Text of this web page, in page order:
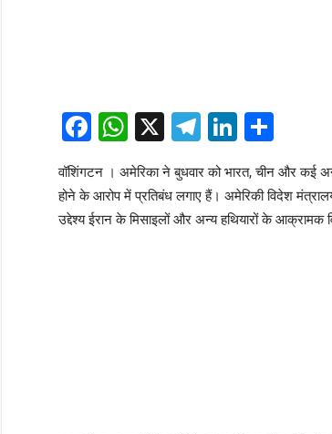
Facebook
WhatsApp
X Telegram
LinkedIn
Share
वॉशिंगटन । अमेरिका ने बुधवार को भारत, चीन और कई
होने के आरोप में प्रतिबंध लगाए हैं। अमेरिकी विदेश
उद्देश्य ईरान के मिसाइलों और अन्य हथियारों के आक्रामक